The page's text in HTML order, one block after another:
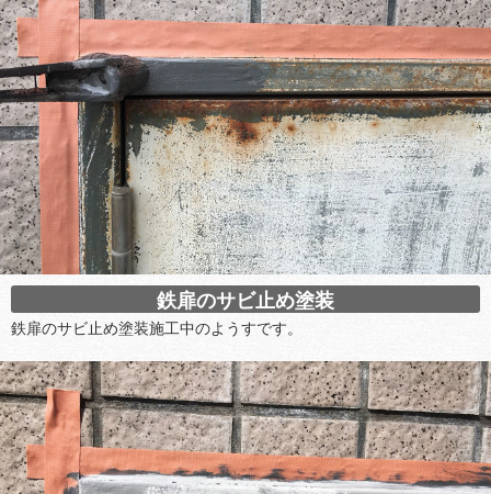
鉄扉のサビ止め塗装
鉄扉のサビ止め塗装施工中のようすです。